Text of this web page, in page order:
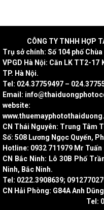
CÔNG TY TNHH HỢP
Trụ sở chính: Số 104 phố
VPGD Hà Nội: Căn LK TT2-
TP. Hà Nội.
Tel: 024.37759497 –
Email:
website:
CN Thái Nguyên: Trung Tâm
Số: 508 Lương Ngọc Quyến,
Hotline: 0932 711979 Mr Tuấn
CN Bắc Ninh: Lô 30B Phố
Ninh, Bắc Ninh.
Tel: 0222.3908639;
CN Hải Phòng: G84A Anh
Tel: